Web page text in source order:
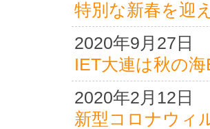
特別な新春を迎
2020年9月27日
IET大連は秋の
2020年2月12日
新型コロナウィ